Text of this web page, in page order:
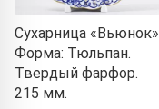
Сухарница «Вьюнок»
Форма: Тюльпан.
Твердый фарфор.
215 мм.